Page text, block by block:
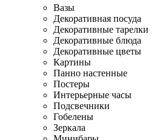
Вазы
Декоративная посуда
Декоративные тарелки
Декоративные блюда
Декоративные цветы
Картины
Панно настенные
Постеры
Интерьерные часы
Подсвечники
Гобелены
Зеркала